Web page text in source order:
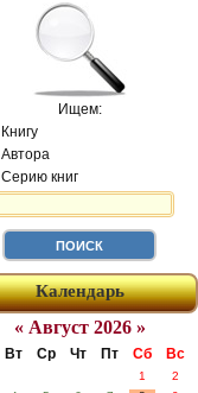
Ищем:
Книгу
Автора
Серию книг
Календарь
« Август 2026 »
Вт Ср Чт Пт Сб Вс
1
2